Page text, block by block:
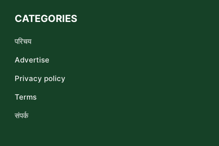
CATEGORIES
परिचय
Advertise
Privacy policy
Terms
संपर्क